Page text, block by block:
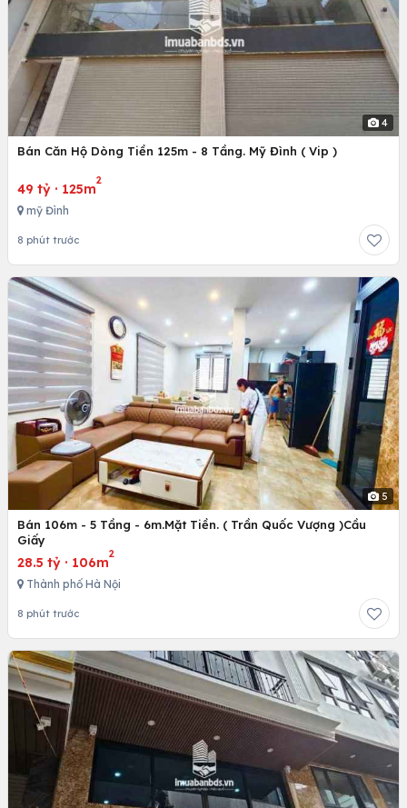
4
Bán Căn Hộ Dòng Tiền 125m - 8 Tầng. Mỹ Đình ( Vip )
49 tỷ · 125m
2
mỹ Đình
8 phút trước
5
Bán 106m - 5 Tầng - 6m.Mặt Tiền. ( Trần Quốc Vượng )Cầu
Giấy
28.5 tỷ · 106m
2
Thành phố Hà Nội
8 phút trước